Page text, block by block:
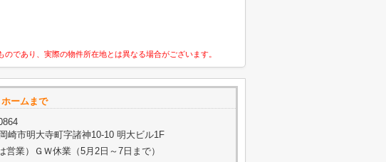
であり、実際の物件所在地とは異なる場合がございます。
ームまで
崎市明大寺町字諸神10-10 明大ビル1F
業）ＧＷ休業（5月2日～7日まで）